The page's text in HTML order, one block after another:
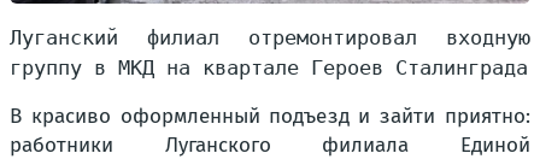
Луганский филиал отремонтировал входную
группу в МКД на квартале Героев Сталинграда
В красиво оформленный подъезд и зайти приятно:
работники Луганского филиала Единой